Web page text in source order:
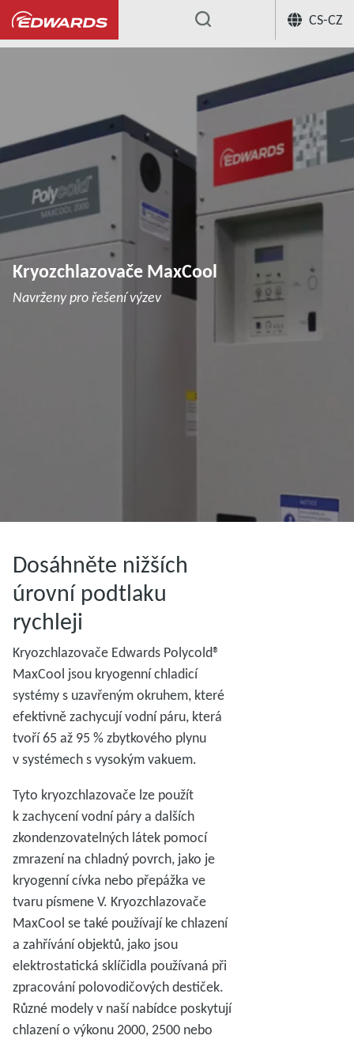
CS-CZ
... Cryochillers Kryozchlazovače
Kryozchlazovače MaxCool
Navrženy pro řešení výzev
Dosáhněte nižších
úrovní podtlaku
rychleji
Kryozchlazovače Edwards Polycold®
MaxCool jsou kryogenní chladicí
systémy s uzavřeným okruhem, které
efektivně zachycují vodní páru, která
tvoří 65 až 95 % zbytkového plynu
v systémech s vysokým vakuem.
Tyto kryozchlazovače lze použít
k zachycení vodní páry a dalších
zkondenzovatelných látek pomocí
zmrazení na chladný povrch, jako je
kryogenní cívka nebo přepážka ve
tvaru písmene V. Kryozchlazovače
MaxCool se také používají ke chlazení
a zahřívání objektů, jako jsou
elektrostatická sklíčidla používaná při
zpracování polovodičových destiček.
Různé modely v naší nabídce poskytují
chlazení o výkonu 2000, 2500 nebo